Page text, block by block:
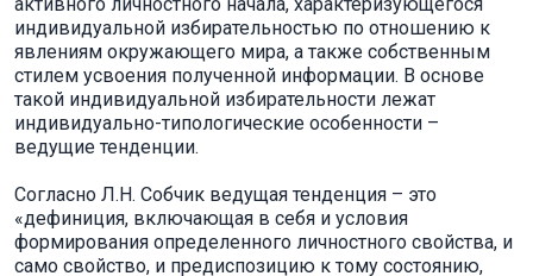
индивидуальной избирательностью по отношению к
явлениям окружающего мира, а также собственным
стилем усвоения полученной информации. В основе
такой индивидуальной избирательности лежат
индивидуально-типологические особенности –
ведущие тенденции.
Согласно Л.Н. Собчик ведущая тенденция – это
«дефиниция, включающая в себя и условия
формирования определенного личностного свойства, и
само свойство, и предиспозицию к тому состоянию,